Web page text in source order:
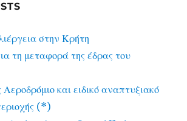
στην Κρήτη
τη μεταφορά της έδρας του
και ειδικό αναπτυξιακό
(*)